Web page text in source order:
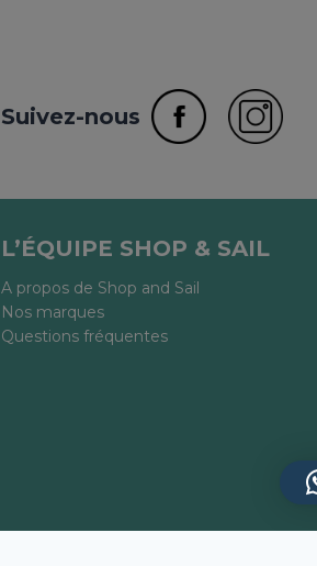
Suivez-nous
L’ÉQUIPE SHOP & SAIL
A propos de Shop and Sail
Nos marques
Questions fréquentes